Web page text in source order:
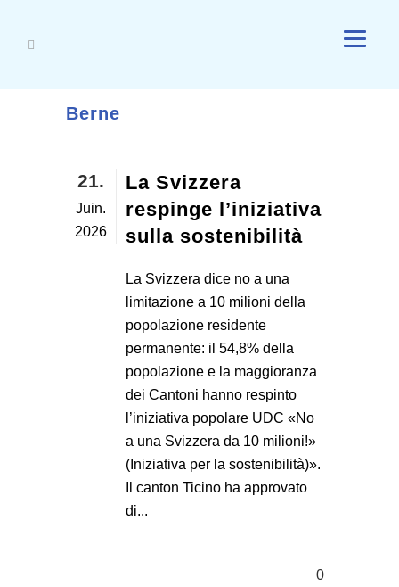
Berne
21.
Juin.
2026
La Svizzera
respinge l’iniziativa
sulla sostenibilità
La Svizzera dice no a una
limitazione a 10 milioni della
popolazione residente
permanente: il 54,8% della
popolazione e la maggioranza
dei Cantoni hanno respinto
l’iniziativa popolare UDC «No
a una Svizzera da 10 milioni!»
(Iniziativa per la sostenibilità)».
Il canton Ticino ha approvato
di...
0